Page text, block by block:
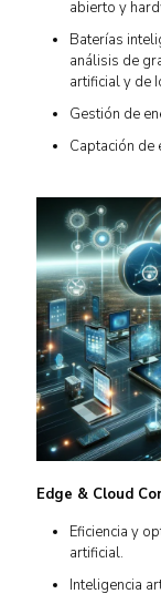
abierto y
Baterías
análisis de
artificial y de
Gestión de
Captación de
Edge & Cloud
Eficiencia y
artificial.
Inteligencia